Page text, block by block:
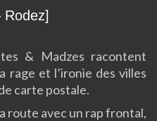
Rodez]
& Madzes racontent
rage et l’ironie des villes
carte postale.
route avec un rap frontal,